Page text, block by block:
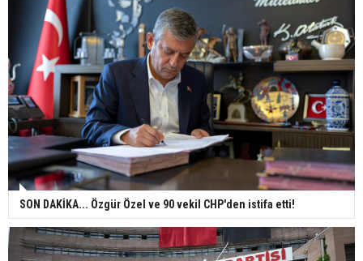
SON DAKİKA... Özgür Özel ve 90 vekil CHP'den istifa etti!